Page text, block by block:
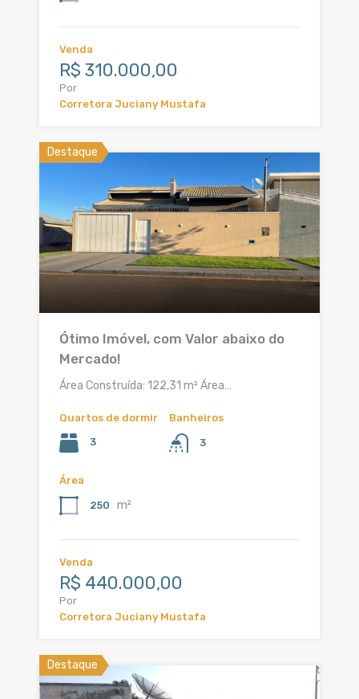
Venda
R$ 310.000,00
Por
Corretora Juciany Mustafa
Destaque
Ótimo Imóvel, com Valor abaixo do
Mercado!
Área Construída: 122,31 m² Área…
Quartos de dormir
3
Banheiros
3
Área
250 m²
Venda
R$ 440.000,00
Por
Corretora Juciany Mustafa
Destaque